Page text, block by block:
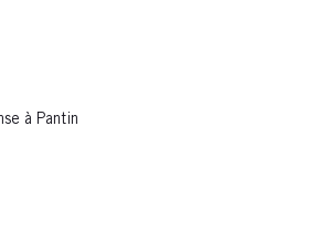
à Pantin